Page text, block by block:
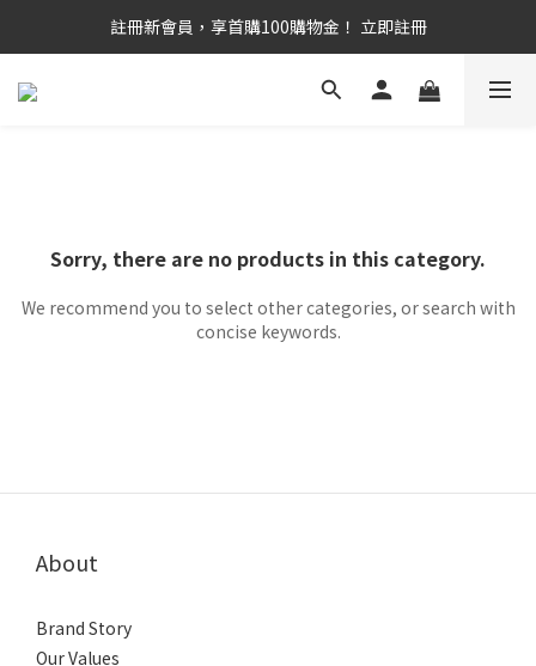
滿 千 免 運   |   官 網 獨 家 優 惠 組   |   滿 額 再 贈 禮
註冊新會員，享首購100購物金！ 立即註冊
滿 千 免 運   |   官 網 獨 家 優 惠 組   |   滿 額 再 贈 禮
Sorry, there are no products in this category.
We recommend you to select other categories, or search with
concise keywords.
About
Brand Story
Our Values